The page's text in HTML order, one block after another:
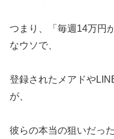
つまり、「毎週14万円
なウソで、
登録されたメアドや
が、
彼らの本当の狙いだっ